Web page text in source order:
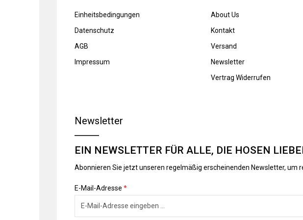
Einheitsbedingungen
Datenschutz
AGB
Impressum
About Us
Kontakt
Versand
Newsletter
Vertrag Widerrufen
Newsletter
EIN NEWSLETTER FÜR ALLE, DIE HOSEN
Abonnieren Sie jetzt unseren regelmäßig erscheinenden Newsletter,
E-Mail-Adresse *